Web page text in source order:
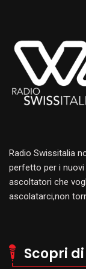
Radio Swissitalia
perfetto per i
ascoltatori che
ascolatarci,non
Scopri